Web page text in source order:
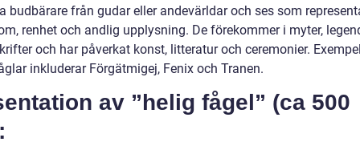
budbärare från gudar eller andevärldar och ses som
renhet och andlig upplysning. De förekommer i myter,
och har påverkat konst, litteratur och ceremonier.
inkluderar Förgätmigej, Fenix och Tranen.
av ”helig fågel” (ca 500